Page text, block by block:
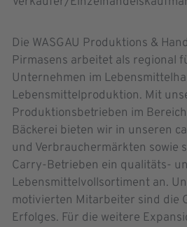
Die WASGAU Produktions &
Pirmasens arbeitet als regional
Unternehmen im
Lebensmittelproduktion. Mit
Produktionsbetrieben im
Bäckerei bieten wir in unseren
und Verbrauchermärkten sowie
Carry-Betrieben ein qualitäts-
Lebensmittelvollsortiment an.
motivierten Mitarbeiter sind die
Erfolges. Für die weitere